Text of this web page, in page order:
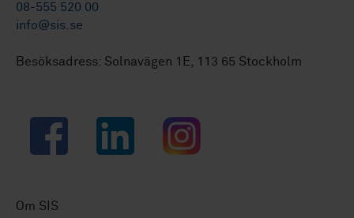
08-555 520 00
info@sis.se
Besöksadress: Solnavägen 1E, 113 65 Stockholm
Facebook LinkedIn Instagram
Om SIS